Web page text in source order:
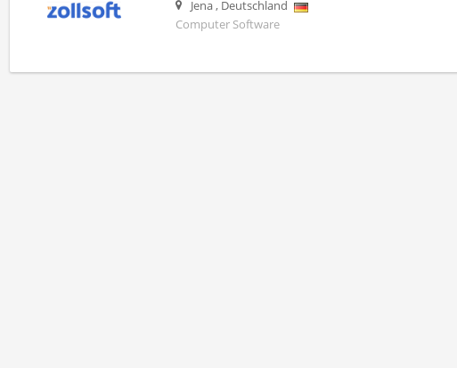
Jena, Deutschland
Computer Software